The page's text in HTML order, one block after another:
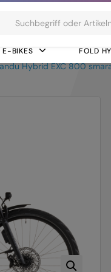
E-BIKES FOLD
Hybrid EXC 800